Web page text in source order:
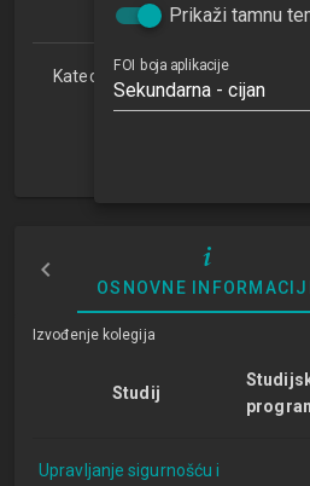
Katedra za teorijske i
znanosti
OSNOVNE
Izvođenje kolegija
Studij
Upravljanje sigurnošću i
Prikaži tamnu
FOI boja aplikacije
Sekundarna - cijan